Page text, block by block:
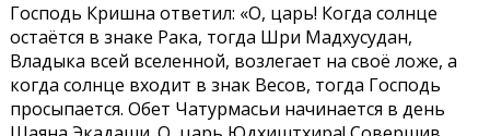
Господь Кришна ответил: «О, царь! Когда солнце
остаётся в знаке Рака, тогда Шри Мадхусудан,
Владыка всей вселенной, возлегает на своё ложе, а
когда солнце входит в знак Весов, тогда Господь
просыпается. Обет Чатурмасьи начинается в день